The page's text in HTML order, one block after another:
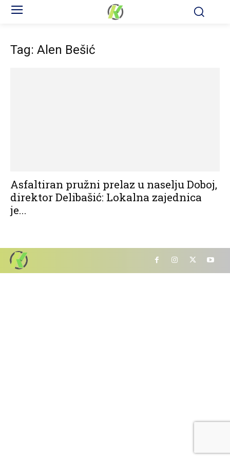
Tag: Alen Bešić
Asfaltiran pružni prelaz u naselju Doboj,
direktor Delibašić: Lokalna zajednica
je...